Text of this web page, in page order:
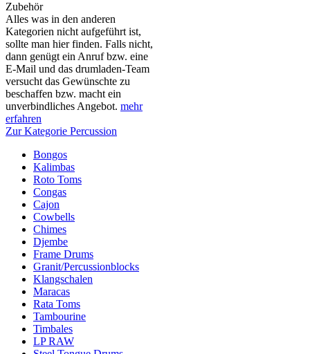
Zubehör
Alles was in den anderen
Kategorien nicht aufgeführt ist,
sollte man hier finden. Falls nicht,
dann genügt ein Anruf bzw. eine
E-Mail und das drumladen-Team
versucht das Gewünschte zu
beschaffen bzw. macht ein
unverbindliches Angebot. mehr
erfahren
Zur Kategorie Percussion
Bongos
Kalimbas
Roto Toms
Congas
Cajon
Cowbells
Chimes
Djembe
Frame Drums
Granit/Percussionblocks
Klangschalen
Maracas
Rata Toms
Tambourine
Timbales
LP RAW